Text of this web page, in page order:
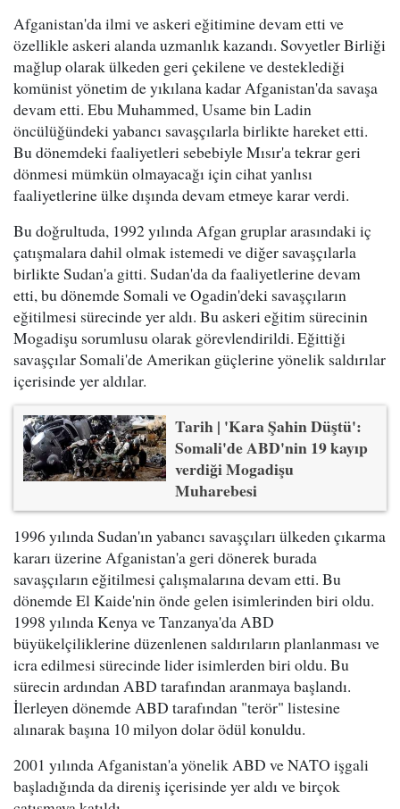
Afganistan'da ilmi ve askeri eğitimine devam etti ve
özellikle askeri alanda uzmanlık kazandı. Sovyetler Birliği
mağlup olarak ülkeden geri çekilene ve desteklediği
komünist yönetim de yıkılana kadar Afganistan'da savaşa
devam etti. Ebu Muhammed, Usame bin Ladin
öncülüğündeki yabancı savaşçılarla birlikte hareket etti.
Bu dönemdeki faaliyetleri sebebiyle Mısır'a tekrar geri
dönmesi mümkün olmayacağı için cihat yanlısı
faaliyetlerine ülke dışında devam etmeye karar verdi.
Bu doğrultuda, 1992 yılında Afgan gruplar arasındaki iç
çatışmalara dahil olmak istemedi ve diğer savaşçılarla
birlikte Sudan'a gitti. Sudan'da da faaliyetlerine devam
etti, bu dönemde Somali ve Ogadin'deki savaşçıların
eğitilmesi sürecinde yer aldı. Bu askeri eğitim sürecinin
Mogadişu sorumlusu olarak görevlendirildi. Eğittiği
savaşçılar Somali'de Amerikan güçlerine yönelik saldırılar
içerisinde yer aldılar.
Tarih | 'Kara Şahin Düştü':
Somali'de ABD'nin 19 kayıp
verdiği Mogadişu
Muharebesi
1996 yılında Sudan'ın yabancı savaşçıları ülkeden çıkarma
kararı üzerine Afganistan'a geri dönerek burada
savaşçıların eğitilmesi çalışmalarına devam etti. Bu
dönemde El Kaide'nin önde gelen isimlerinden biri oldu.
1998 yılında Kenya ve Tanzanya'da ABD
büyükelçiliklerine düzenlenen saldırıların planlanması ve
icra edilmesi sürecinde lider isimlerden biri oldu. Bu
sürecin ardından ABD tarafından aranmaya başlandı.
İlerleyen dönemde ABD tarafından "terör" listesine
alınarak başına 10 milyon dolar ödül konuldu.
2001 yılında Afganistan'a yönelik ABD ve NATO işgali
başladığında da direniş içerisinde yer aldı ve birçok